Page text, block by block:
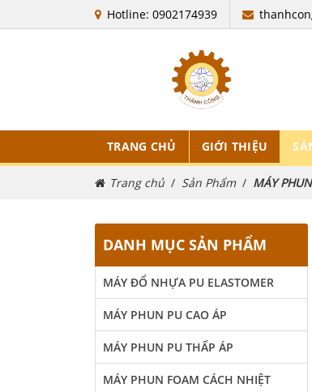
Hotline: 0902174939
TRANG CHỦ GIỚI THIỆU
Trang chủ Sản Phẩm MÁY
DANH MỤC SẢN PHẨM
MÁY ĐỔ NHỰA PU ELASTOMER
MÁY PHUN PU CAO ÁP
MÁY PHUN PU THẤP ÁP
MÁY PHUN FOAM CÁCH NHIỆT